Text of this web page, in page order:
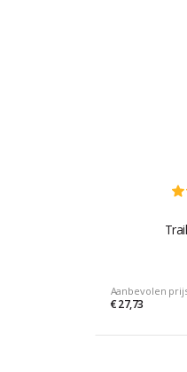
Aanbevolen
€ 27,73